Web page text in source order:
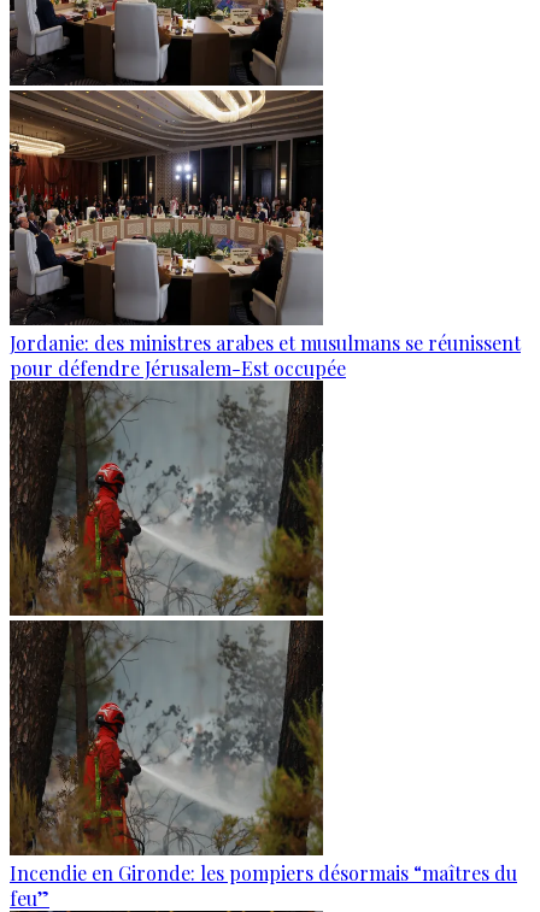
Jordanie: des ministres arabes et musulmans se réunissent
pour défendre Jérusalem-Est occupée
Incendie en Gironde: les pompiers désormais “maîtres du
feu”